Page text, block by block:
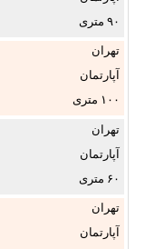
۹۰
تهران
آپارتمان
۱۰۰
تهران
آپارتمان
۶۰
تهران
آپارتمان